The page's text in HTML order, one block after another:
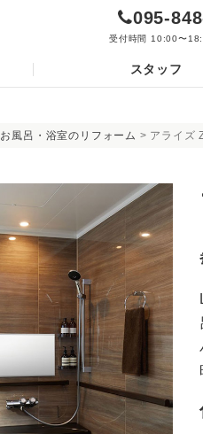
095-
受付時間 10:00〜
スタッフ
お風呂・浴室のリフォーム > アライズ